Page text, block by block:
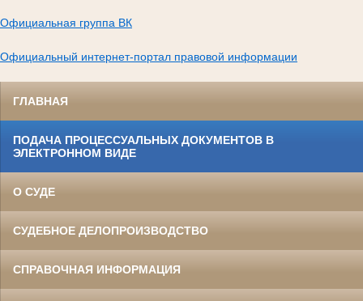
Официальная группа ВК
Официальный интернет-портал правовой информации
ГЛАВНАЯ
ПОДАЧА ПРОЦЕССУАЛЬНЫХ ДОКУМЕНТОВ В
ЭЛЕКТРОННОМ ВИДЕ
О СУДЕ
СУДЕБНОЕ ДЕЛОПРОИЗВОДСТВО
СПРАВОЧНАЯ ИНФОРМАЦИЯ